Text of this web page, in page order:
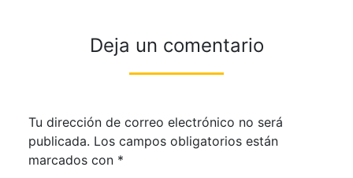
Deja un comentario
Tu dirección de correo electrónico no será
publicada. Los campos obligatorios están
marcados con *